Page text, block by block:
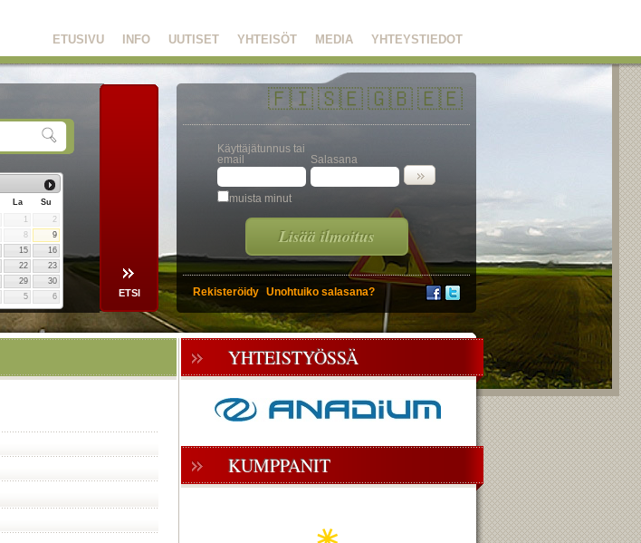
YHTEYSTIEDOT
MEDIA
YHTEISÖT
UUTISET
INFO
ETUSIVU
La
Su
2
8
9
15
16
22
23
29
30
5 6
🇫🇮🇸🇪🇬🇧🇪🇪
Käyttäjätunnus tai
email
Salasana
muista minut
Lisää ilmoitus
Rekisteröidy Unohtuiko salasana?
YHTEISTYÖSSÄ
KUMPPANIT